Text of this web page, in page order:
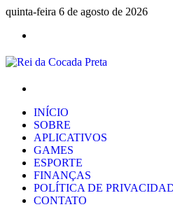
quinta-feira 6 de agosto de 2026
INÍCIO
SOBRE
APLICATIVOS
GAMES
ESPORTE
FINANÇAS
POLÍTICA DE
CONTATO